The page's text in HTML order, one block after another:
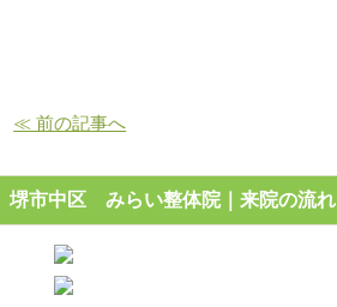
≪ 前の記事へ
堺市中区 みらい整体院｜来院の流れ